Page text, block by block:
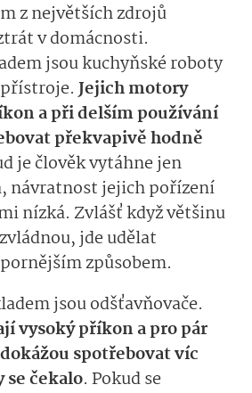
z největších zdrojů
v domácnosti.
jsou kuchyňské roboty
Jejich motory
a při delším používání
překvapivě hodně
je člověk vytáhne jen
návratnost jejich pořízení
nízká. Zvlášť když většinu
jde udělat
způsobem.
jsou odšťavňovače.
vysoký příkon a pro pár
spotřebovat víc
se čekalo. Pokud se